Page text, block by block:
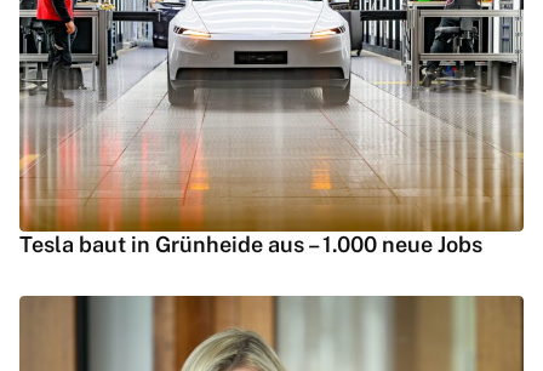
Tesla baut in Grünheide aus – 1.000 neue Jobs